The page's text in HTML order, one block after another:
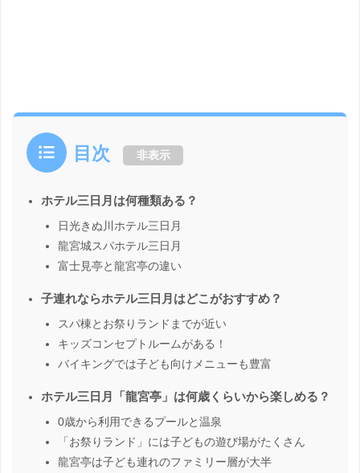
目次 非表示
ホテル三日月は何種類ある？
日光きぬ川ホテル三日月
龍宮城スパホテル三日月
富士見亭と龍宮亭の違い
子連れならホテル三日月はどこがおすすめ？
スパ棟とお祭りランドまでが近い
キッズコンセプトルームがある！
バイキングでは子ども向けメニューも豊富
ホテル三日月「龍宮亭」は何歳くらいから楽しめる？
0歳から利用できるプールと温泉
「お祭りランド」には子どもの遊び場がたくさん
龍宮亭は子ども連れのファミリー層が大半